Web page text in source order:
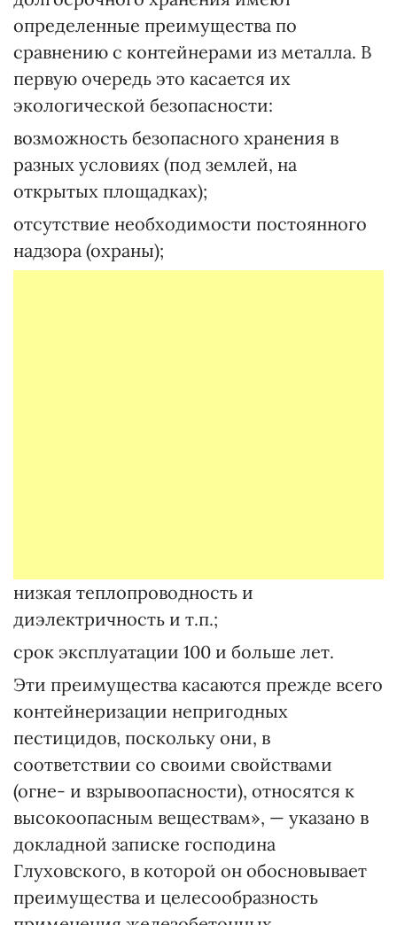
определенные преимущества по
сравнению с контейнерами из металла. В
первую очередь это касается их
экологической безопасности:
возможность безопасного хранения в
разных условиях (под землей, на
открытых площадках);
отсутствие необходимости постоянного
надзора (охраны);
низкая теплопроводность и
диэлектричность и т.п.;
срок эксплуатации 100 и больше лет.
Эти преимущества касаются прежде всего
контейнеризации непригодных
пестицидов, поскольку они, в
соответствии со своими свойствами
(огне- и взрывоопасности), относятся к
высокоопасным веществам», — указано в
докладной записке господина
Глуховского, в которой он обосновывает
преимущества и целесообразность